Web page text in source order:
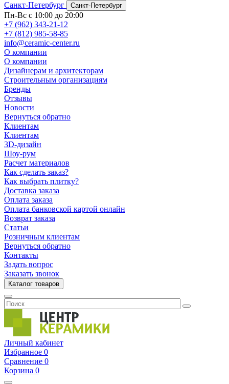
Санкт-Петербург
Санкт-Петербург
Пн-Вс с 10:00 до 20:00
+7 (962) 343-21-12
+7 (812) 985-58-85
info@ceramic-center.ru
О компании
О компании
Дизайнерам и архитекторам
Строительным организациям
Бренды
Отзывы
Новости
Вернуться обратно
Клиентам
Клиентам
3D-дизайн
Шоу-рум
Расчет материалов
Как сделать заказ?
Как выбрать плитку?
Доставка заказа
Оплата заказа
Оплата банковской картой онлайн
Возврат заказа
Статьи
Розничным клиентам
Вернуться обратно
Контакты
Задать вопрос
Заказать звонок
Каталог товаров
Личный кабинет
Избранное 0
Сравнение 0
Корзина 0